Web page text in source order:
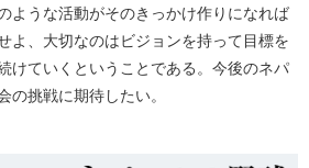
ような活動がそのきっかけ作りになれば
よ、大切なのはビジョンを持って目標を
けていくということである。今後のネパ
の挑戦に期待したい。